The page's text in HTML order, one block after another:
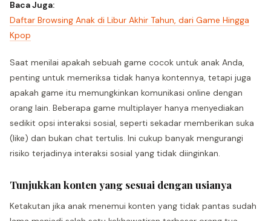
Baca Juga:
Daftar Browsing Anak di Libur Akhir Tahun, dari Game Hingga
Kpop
Saat menilai apakah sebuah game cocok untuk anak Anda,
penting untuk memeriksa tidak hanya kontennya, tetapi juga
apakah game itu memungkinkan komunikasi online dengan
orang lain. Beberapa game multiplayer hanya menyediakan
sedikit opsi interaksi sosial, seperti sekadar memberikan suka
(like) dan bukan chat tertulis. Ini cukup banyak mengurangi
risiko terjadinya interaksi sosial yang tidak diinginkan.
Tunjukkan konten yang sesuai dengan usianya
Ketakutan jika anak menemui konten yang tidak pantas sudah